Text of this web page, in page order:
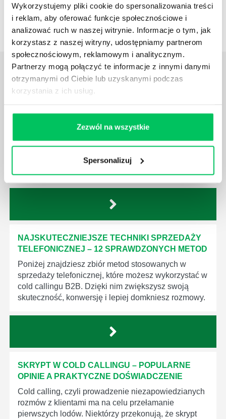
Wykorzystujemy pliki cookie do spersonalizowania treści
i reklam, aby oferować funkcje społecznościowe i
analizować ruch w naszej witrynie. Informacje o tym, jak
korzystasz z naszej witryny, udostępniamy partnerom
społecznościowym, reklamowym i analitycznym.
Partnerzy mogą połączyć te informacje z innymi danymi
otrzymanymi od Ciebie lub uzyskanymi podczas
korzystania z ich usług.
Zezwól na wszystkie
Spersonalizuj
ZAPISZ SIĘ
ZOBACZOSTATNIE ARTYKUŁY
z tej strefy wiedzy
SPRZEDAŻOWYCH - TECHNIKI I ĆWICZENIA
kompetencji ułatwiających skuteczną komunikację z
klientami, a także pomagających pokonywać
NAJSKUTECZNIEJSZE TECHNIKI SPRZEDAŻY
TELEFONICZNEJ – 12 SPRAWDZONYCH METOD
Poniżej znajdziesz zbiór metod stosowanych w
sprzedaży telefonicznej, które możesz wykorzystać w
cold callingu B2B. Dzięki nim zwiększysz swoją
skuteczność, konwersję i lepiej domkniesz rozmowy.
SKRYPT W COLD CALLINGU – POPULARNE
OPINIE A PRAKTYCZNE DOŚWIADCZENIE
Cold calling, czyli prowadzenie niezapowiedzianych
rozmów z klientami ma na celu przełamanie
pierwszych lodów. Niektórzy przekonują, że skrypt